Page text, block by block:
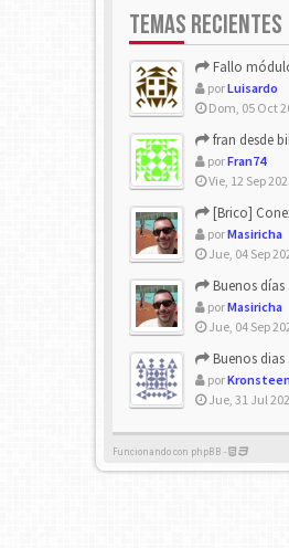
TEMAS RECIENTES
Fallo módulo
porLuisardo
Dom, 05 Oct
fran desde
porFran74
Vie, 12 Sep
[Brico]
porMasiricha
Jue, 04 Sep
Buenos
porMasiricha
Jue, 04 Sep
Buenos
por
Jue, 31 Jul
Funcionando con phpBB -